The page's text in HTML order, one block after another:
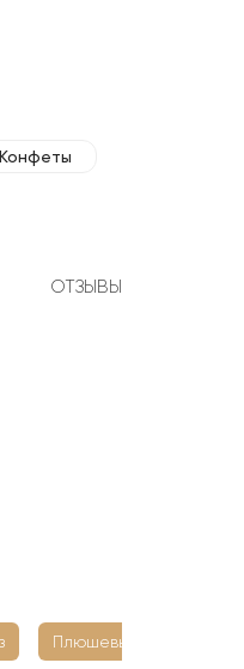
Конфеты
ОТЗЫВЫ
Плюшевые мишки